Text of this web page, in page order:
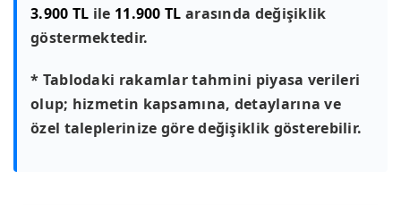
3.900 TL ile 11.900 TL arasında değişiklik
göstermektedir.
* Tablodaki rakamlar tahmini piyasa verileri
olup; hizmetin kapsamına, detaylarına ve
özel taleplerinize göre değişiklik gösterebilir.